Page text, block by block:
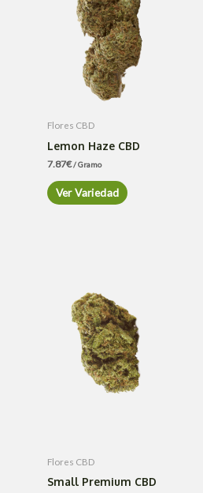
Flores CBD
Lemon Haze CBD
7.87€/ Gramo
Ver Variedad
Flores CBD
Small Premium CBD